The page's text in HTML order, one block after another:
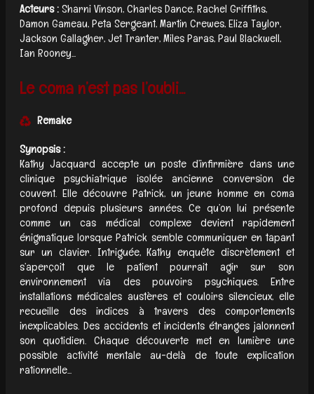
Acteurs :Sharni Vinson, Charles Dance, Rachel Griffiths,
Damon Gameau, Peta Sergeant, Martin Crewes, Eliza Taylor,
Jackson Gallagher, Jet Tranter, Miles Paras, Paul Blackwell,
Ian Rooney...
Le coma n’est pas l’oubli...
Remake
Synopsis :
Kathy Jacquard accepte un poste d’infirmière dans une
clinique psychiatrique isolée ancienne conversion de
couvent. Elle découvre Patrick, un jeune homme en coma
profond depuis plusieurs années. Ce qu’on lui présente
comme un cas médical complexe devient rapidement
énigmatique lorsque Patrick semble communiquer en tapant
sur un clavier. Intriguée, Kathy enquête discrètement et
s’aperçoit que le patient pourrait agir sur son
environnement via des pouvoirs psychiques. Entre
installations médicales austères et couloirs silencieux, elle
recueille des indices à travers des comportements
inexplicables. Des accidents et incidents étranges jalonnent
son quotidien. Chaque découverte met en lumière une
possible activité mentale au-delà de toute explication
rationnelle...